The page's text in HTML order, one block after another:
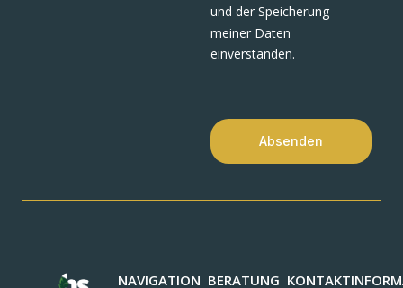
und der Speicherung
meiner Daten
einverstanden.
Absenden
NAVIGATION BERATUNG